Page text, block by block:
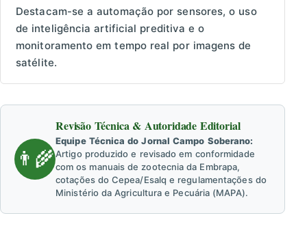
Destacam-se a automação por sensores, o uso
de inteligência artificial preditiva e o
monitoramento em tempo real por imagens de
satélite.
👨‍🌾
Revisão Técnica & Autoridade Editorial
Equipe Técnica do Jornal Campo Soberano:
Artigo produzido e revisado em conformidade
com os manuais de zootecnia da Embrapa,
cotações do Cepea/Esalq e regulamentações do
Ministério da Agricultura e Pecuária (MAPA).